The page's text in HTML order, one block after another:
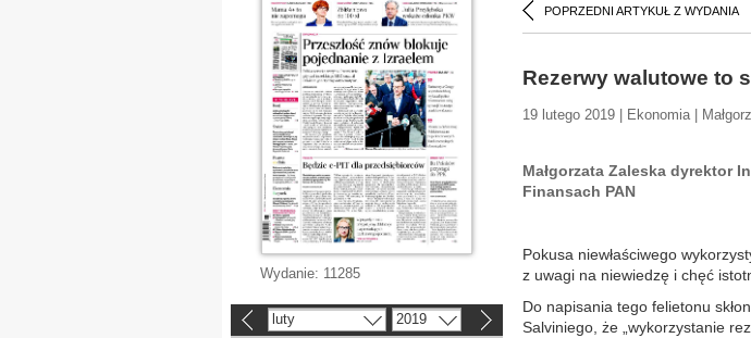
POPRZEDNI ARTYKUŁ Z WYDANIA
Rezerwy walutowe to
19 lutego 2019 | Ekonomia |
Małgorzata Zaleska dyrektor
Finansach PAN
Pokusa niewłaściwego
z uwagi na niewiedzę i chęć
Do napisania tego felietonu
Salviniego, że „wykorzystanie
Wydanie: 11285
luty 2019